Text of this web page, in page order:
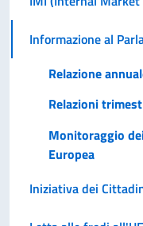
Informazione al
Relazione
Relazioni
Monitoraggio
Europea
Iniziativa dei